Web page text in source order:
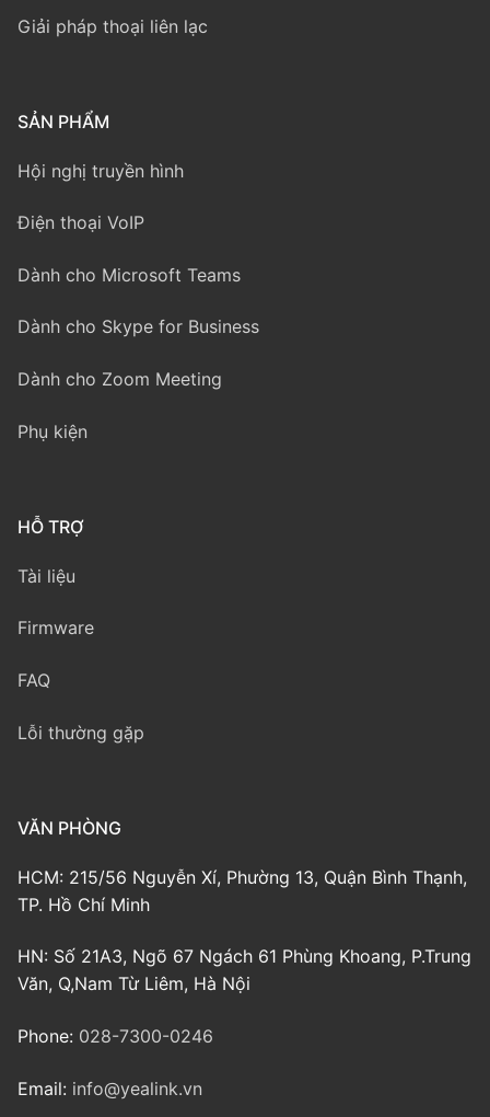
Giải pháp thoại liên lạc
SẢN PHẨM
Hội nghị truyền hình
Điện thoại VoIP
Dành cho Microsoft Teams
Dành cho Skype for Business
Dành cho Zoom Meeting
Phụ kiện
HỖ TRỢ
Tài liệu
Firmware
FAQ
Lỗi thường gặp
VĂN PHÒNG
HCM: 215/56 Nguyễn Xí, Phường 13, Quận Bình Thạnh,
TP. Hồ Chí Minh
HN: Số 21A3, Ngõ 67 Ngách 61 Phùng Khoang, P.Trung
Văn, Q,Nam Từ Liêm, Hà Nội
Phone: 028-7300-0246
Email: info@yealink.vn